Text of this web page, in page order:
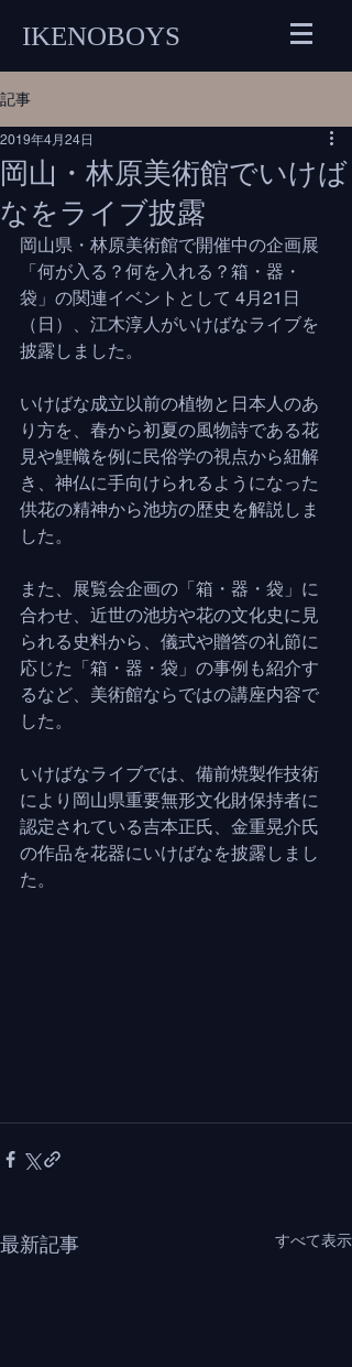
IKENOBOYS
記事
岡山・林原美術館でいけば
なをライブ披露
2019年4月24日
岡山県・林原美術館で開催中の企画展
「何が入る？何を入れる？箱・器・
袋」の関連イベントとして 4月21日
（日）、江木淳人がいけばなライブを
披露しました。
いけばな成立以前の植物と日本人のあ
り方を、春から初夏の風物詩である花
見や鯉幟を例に民俗学の視点から紐解
き、神仏に手向けられるようになった
供花の精神から池坊の歴史を解説しま
した。
また、展覧会企画の「箱・器・袋」に
合わせ、近世の池坊や花の文化史に見
られる史料から、儀式や贈答の礼節に
応じた「箱・器・袋」の事例も紹介す
るなど、美術館ならではの講座内容で
した。
いけばなライブでは、備前焼製作技術
により岡山県重要無形文化財保持者に
認定されている吉本正氏、金重晃介氏
の作品を花器にいけばなを披露しまし
た。
最新記事 すべて表示